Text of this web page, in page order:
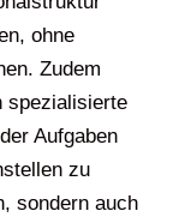
ohne
Zudem
spezialisierte
Aufgaben
zu
sondern auch